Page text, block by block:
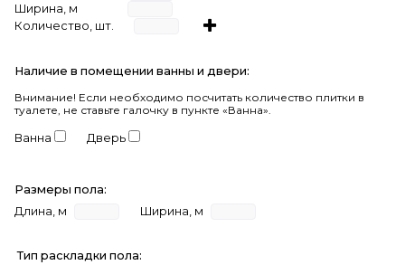
Ширина, м
Количество, шт.
Наличие в помещении ванны и двери:
Внимание! Если необходимо посчитать количество плитки в
туалете, не ставьте галочку в пункте «Ванна».
Ванна Дверь
Размеры пола:
Длина, м
Ширина, м
Тип раскладки пола: